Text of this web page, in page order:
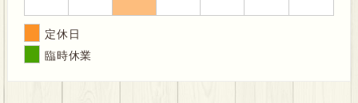
定休日
臨時休業